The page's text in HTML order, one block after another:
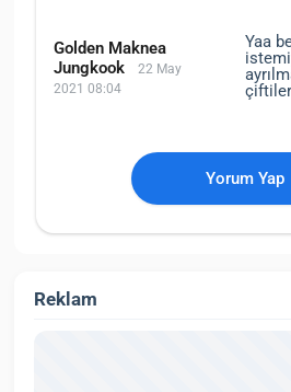
Golden Maknea
Jungkook
22 May
2021 08:04
Yaa
çiftiler
Yorum Yap
Reklam